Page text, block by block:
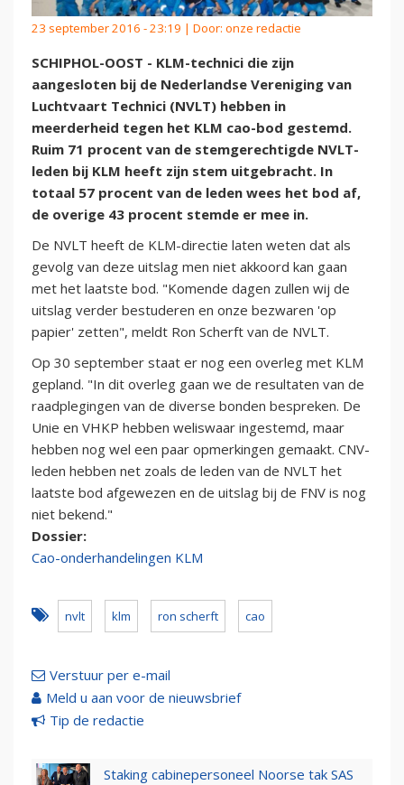
23 september 2016 - 23:19 | Door: onze redactie
SCHIPHOL-OOST - KLM-technici die zijn
aangesloten bij de Nederlandse Vereniging van
Luchtvaart Technici (NVLT) hebben in
meerderheid tegen het KLM cao-bod gestemd.
Ruim 71 procent van de stemgerechtigde NVLT-
leden bij KLM heeft zijn stem uitgebracht. In
totaal 57 procent van de leden wees het bod af,
de overige 43 procent stemde er mee in.
De NVLT heeft de KLM-directie laten weten dat als
gevolg van deze uitslag men niet akkoord kan gaan
met het laatste bod. "Komende dagen zullen wij de
uitslag verder bestuderen en onze bezwaren 'op
papier' zetten", meldt Ron Scherft van de NVLT.
Op 30 september staat er nog een overleg met KLM
gepland. "In dit overleg gaan we de resultaten van de
raadplegingen van de diverse bonden bespreken. De
Unie en VHKP hebben weliswaar ingestemd, maar
hebben nog wel een paar opmerkingen gemaakt. CNV-
leden hebben net zoals de leden van de NVLT het
laatste bod afgewezen en de uitslag bij de FNV is nog
niet bekend."
Dossier:
Cao-onderhandelingen KLM
nvlt klm ron scherft cao
Verstuur per e-mail
Meld u aan voor de nieuwsbrief
Tip de redactie
Staking cabinepersoneel Noorse tak SAS